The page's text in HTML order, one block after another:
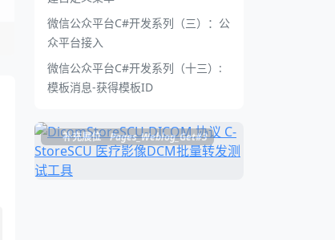
微信公众平台C#开发系列（三）：公
众平台接入
微信公众平台C#开发系列（十三）:
模板消息-获得模板ID
补充展位 Pages_Weblog_Get#3